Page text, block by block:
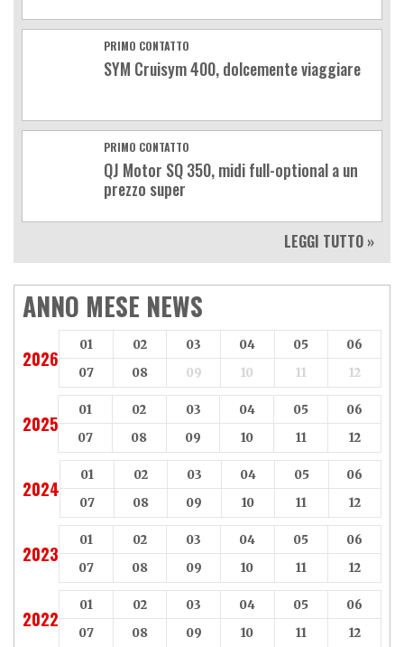
PRIMO CONTATTO
SYM Cruisym 400, dolcemente viaggiare
PRIMO CONTATTO
QJ Motor SQ 350, midi full-optional a un
prezzo super
LEGGI TUTTO »
ANNO MESE NEWS
2026
01 02 03 04 05
06
07
08 09 10 11 12
2025
01 02 03 04 05
06
07
08 09 10 11 12
2024
01 02 03 04 05
06
07
08 09 10 11 12
2023
01 02 03 04 05
06
07
08 09 10 11 12
2022
01 02 03 04 05
06
07
08 09 10 11 12